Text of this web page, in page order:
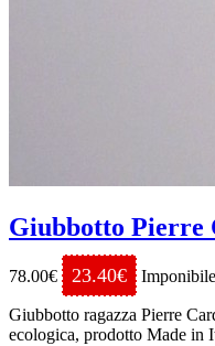
Giubbotto Pierre
78.00€ 23.40€
Giubbotto ragazza Pierre
ecologica, prodotto Made in